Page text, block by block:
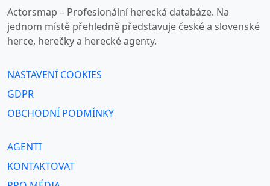
Actorsmap – Profesionální herecká databáze. Na
jednom místě přehledně představuje české a slovenské
herce, herečky a herecké agenty.
NASTAVENÍ COOKIES
GDPR
OBCHODNÍ PODMÍNKY
AGENTI
KONTAKTOVAT